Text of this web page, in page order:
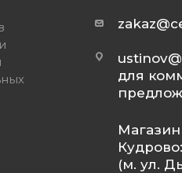
для
(м. ул.